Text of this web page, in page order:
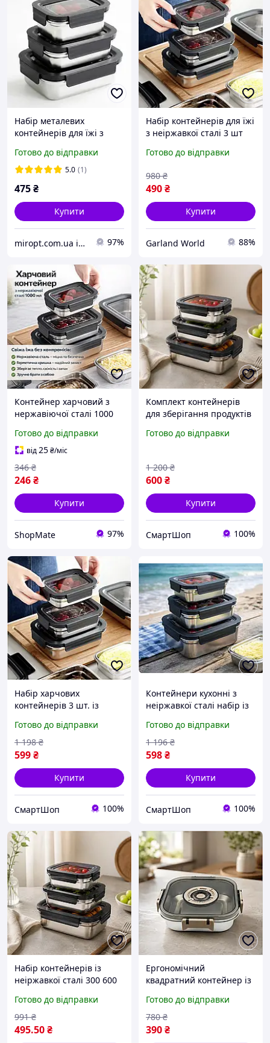
Набір металевих
контейнерів для їжі з
сталі 3 шт. 300, 600, 1200
мл Steel Food Container
Готово до відправки
5.0 (1)
475₴
Купити
miropt.com.ua інтернет магазин. Доставка по Україні 1-2 дні 97%
Набір контейнерів для їжі
з неіржавкої сталі 3 шт
кришками для зберігання
Готово до відправки
490₴
980 ₴
Купити
Garland World 88%
Контейнер харчовий з
нержавіючої сталі 1000
Готово до відправки
від25₴/міс
246₴
346 ₴
Купити
ShopMate 97%
Комплект контейнерів
для зберігання продуктів
контейнерів із неіржавкої
Готово до відправки
600₴
1 200 ₴
Купити
СмартШоп 100%
Набір харчових
контейнерів 3 шт. із
їжі, Контейнери
багатофункціональні з
неіржавкої сталі на кухню
Готово до відправки
599₴
1 198 ₴
Купити
СмартШоп 100%
Контейнери кухонні з
неіржавкої сталі набір із
Харчові контейнери з
герметичними кришками
Готово до відправки
598₴
1 196 ₴
Купити
СмартШоп 100%
Набір контейнерів із
неіржавкої сталі 300 600
зберігання продуктів
Готово до відправки
495.50₴
991 ₴
Ергономічний
квадратний контейнер із
герметичною кришкою й
індикатором дати 1800 мл
Готово до відправки
390₴
780 ₴